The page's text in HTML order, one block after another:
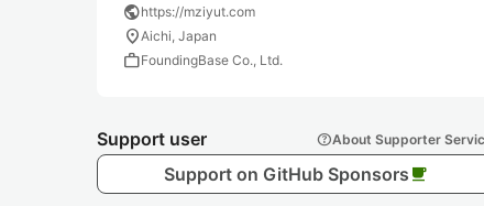
publichttps://mziyut.com
location_onAichi, Japan
workFoundingBase Co., Ltd.
Support user helpAbout Supporter
Support on GitHub Sponsors local_cafe